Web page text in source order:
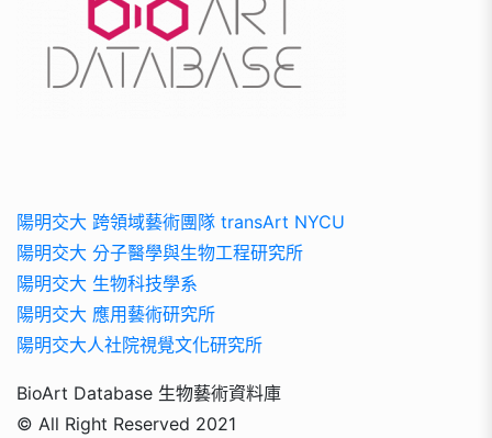
陽明交大 跨領域藝術團隊 transArt NYCU
陽明交大 分子醫學與生物工程研究所
陽明交大 生物科技學系
陽明交大 應用藝術研究所
陽明交大人社院視覺文化研究所
BioArt Database 生物藝術資料庫
© All Right Reserved 2021